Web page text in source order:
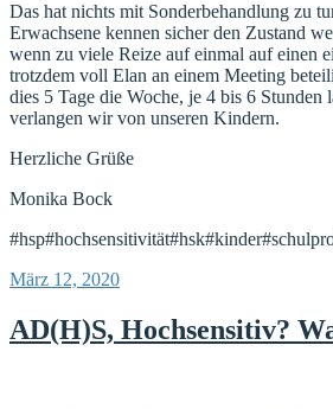
Das hat nichts mit Sonderbehandlung zu
Erwachsene kennen sicher den Zustand
wenn zu viele Reize auf einmal auf einen
trotzdem voll Elan an einem Meeting
dies 5 Tage die Woche, je 4 bis 6 Stunden
verlangen wir von unseren Kindern.
Herzliche Grüße
Monika Bock
Veröffentlicht
März 12, 2020
AD(H)S, Hochsensitiv?